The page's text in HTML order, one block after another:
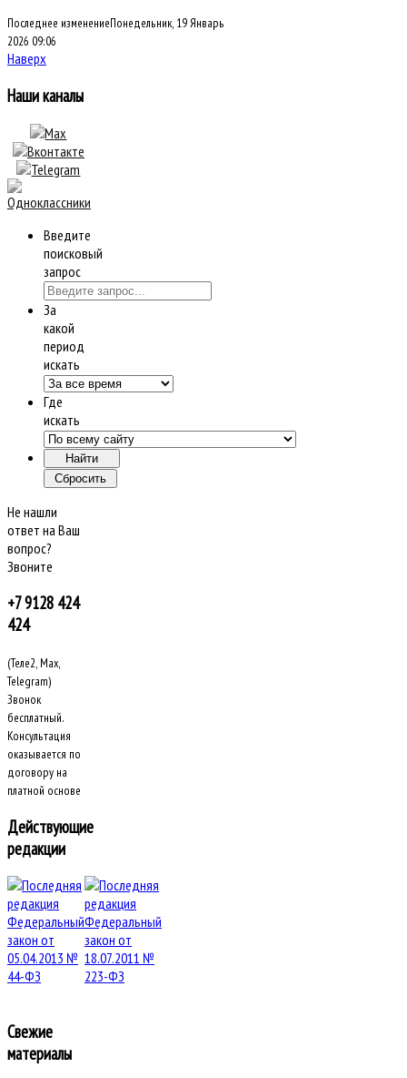
Последнее изменениеПонедельник, 19 Январь
2026 09:06
Наверх
Наши каналы
Введите
поисковый
запрос
За
какой
период
искать
Где
искать
Не нашли
ответ на Ваш
вопрос?
Звоните
+7 9128 424
424
(Теле2, Max,
Telegram)
Звонок
бесплатный.
Консультация
оказывается по
договору на
платной основе
Действующие
редакции
Свежие
материалы